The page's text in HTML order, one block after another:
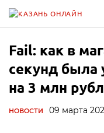
Fail: как в
секунд была
на 3 млн
НОВОСТИ 09 марта